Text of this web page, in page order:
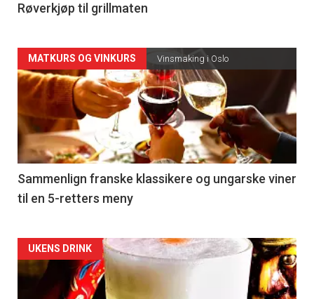
4
Røverkjøp til grillmaten
Forsiden
akkurat
nå
-
5
MATKURS OG VINKURS Vinsmaking i Oslo
Sammenlign franske klassikere og ungarske viner
til en 5-retters meny
Forsiden
akkurat
UKENS DRINK